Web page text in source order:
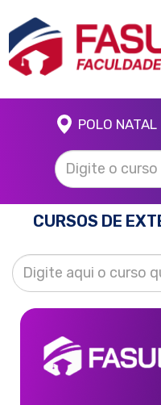
POLO NATAL
CURSOS DE